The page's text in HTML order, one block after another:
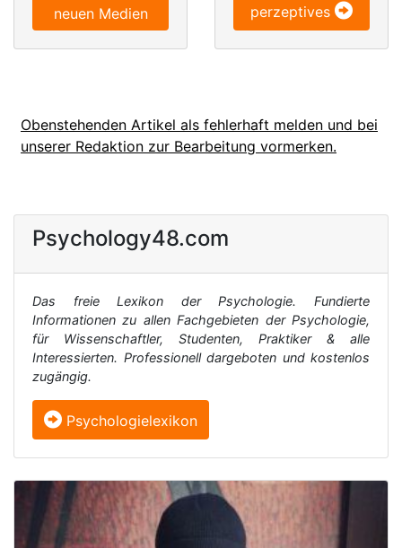
neuen Medien
perzeptives
Obenstehenden Artikel als fehlerhaft melden und bei
unserer Redaktion zur Bearbeitung vormerken.
Psychology48.com
Das freie Lexikon der Psychologie. Fundierte
Informationen zu allen Fachgebieten der Psychologie,
für Wissenschaftler, Studenten, Praktiker & alle
Interessierten. Professionell dargeboten und kostenlos
zugängig.
Psychologielexikon